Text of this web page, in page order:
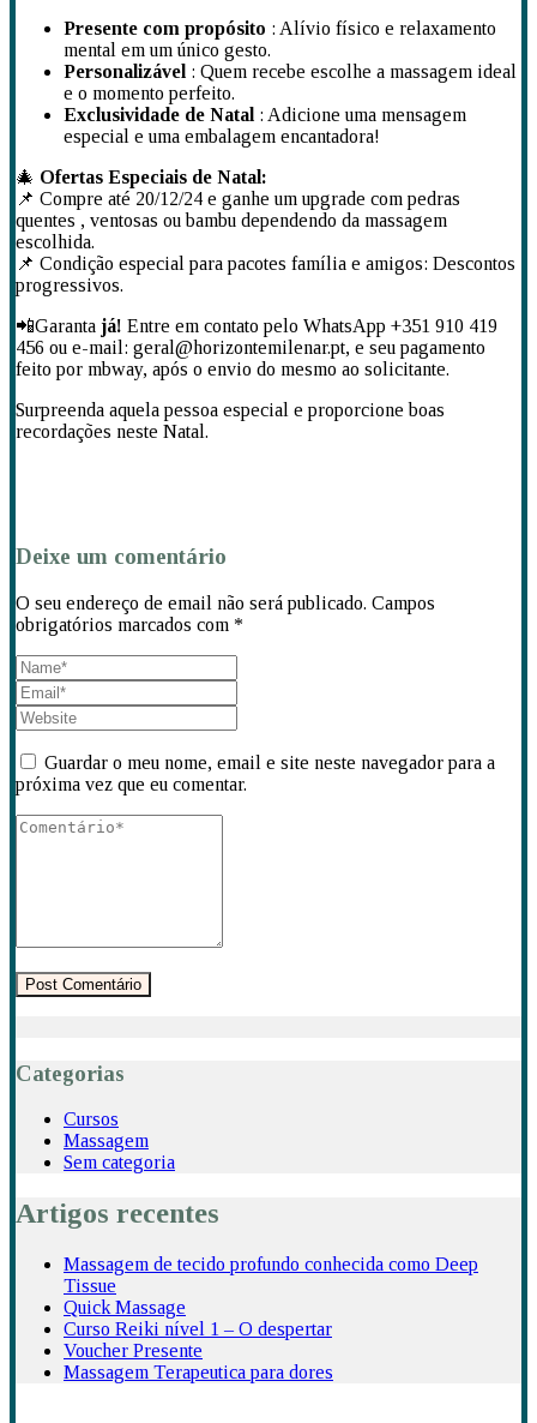
Presente com propósito : Alívio físico e relaxamento
mental em um único gesto.
Personalizável : Quem recebe escolhe a massagem ideal
e o momento perfeito.
Exclusividade de Natal : Adicione uma mensagem
especial e uma embalagem encantadora!
🎄 Ofertas Especiais de Natal:
📌 Compre até 20/12/24 e ganhe um upgrade com pedras
quentes , ventosas ou bambu dependendo da massagem
escolhida.
📌 Condição especial para pacotes família e amigos: Descontos
progressivos.
📲Garanta já! Entre em contato pelo WhatsApp +351 910 419
456 ou e-mail: geral@horizontemilenar.pt, e seu pagamento
feito por mbway, após o envio do mesmo ao solicitante.
Surpreenda aquela pessoa especial e proporcione boas
recordações neste Natal.
Deixe um comentário
O seu endereço de email não será publicado. Campos
obrigatórios marcados com *
Guardar o meu nome, email e site neste navegador para a
próxima vez que eu comentar.
Categorias
Cursos
Massagem
Sem categoria
Artigos recentes
Massagem de tecido profundo conhecida como Deep
Tissue
Quick Massage
Curso Reiki nível 1 – O despertar
Voucher Presente
Massagem Terapeutica para dores